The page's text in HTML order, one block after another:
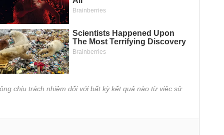
chịu trách nhiệm đối với bất kỳ kết quả nào từ việc sử